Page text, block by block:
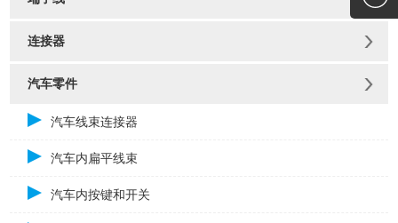
连接器
汽车零件
汽车线束连接器
汽车内扁平线束
汽车内按键和开关